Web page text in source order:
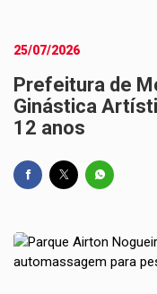
25/07/2026
Prefeitura de
Ginástica
12 anos